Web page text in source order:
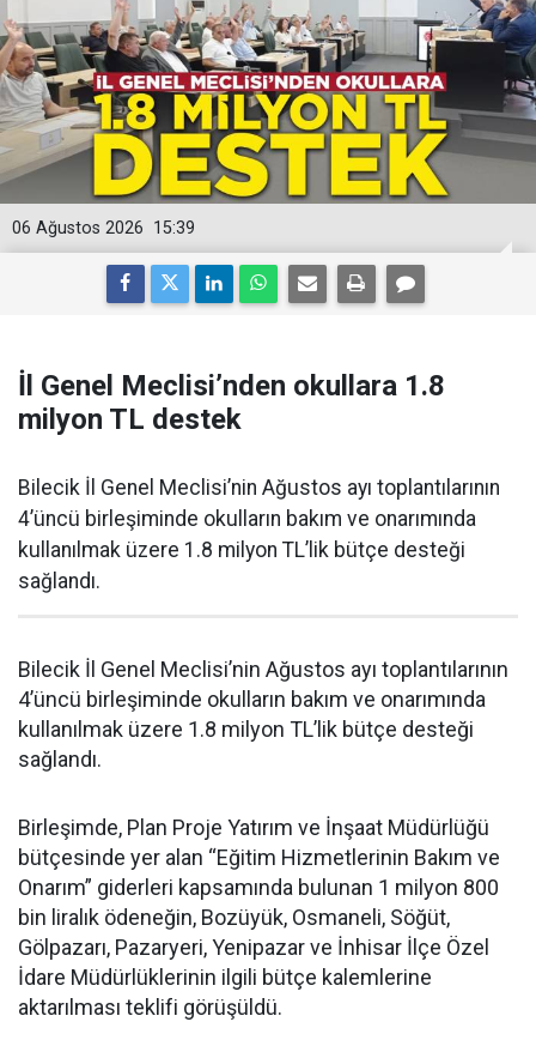
15:39
06 Ağustos 2026
İl Genel Meclisi’nden okullara 1.8
milyon TL destek
Bilecik İl Genel Meclisi’nin Ağustos ayı toplantılarının
4’üncü birleşiminde okulların bakım ve onarımında
kullanılmak üzere 1.8 milyon TL’lik bütçe desteği
sağlandı.
Bilecik İl Genel Meclisi’nin Ağustos ayı toplantılarının
4’üncü birleşiminde okulların bakım ve onarımında
kullanılmak üzere 1.8 milyon TL’lik bütçe desteği
sağlandı.
Birleşimde, Plan Proje Yatırım ve İnşaat Müdürlüğü
bütçesinde yer alan “Eğitim Hizmetlerinin Bakım ve
Onarım” giderleri kapsamında bulunan 1 milyon 800
bin liralık ödeneğin, Bozüyük, Osmaneli, Söğüt,
Gölpazarı, Pazaryeri, Yenipazar ve İnhisar İlçe Özel
İdare Müdürlüklerinin ilgili bütçe kalemlerine
aktarılması teklifi görüşüldü.